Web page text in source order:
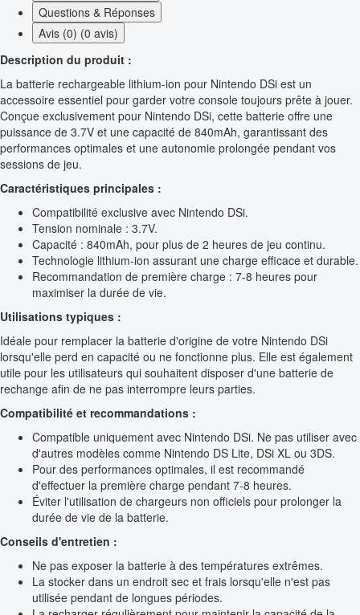
Questions & Réponses
Avis (0) (0 avis)
Description du produit :
La batterie rechargeable lithium-ion pour Nintendo DSi est un
accessoire essentiel pour garder votre console toujours prête à jouer.
Conçue exclusivement pour Nintendo DSi, cette batterie offre une
puissance de 3.7V et une capacité de 840mAh, garantissant des
performances optimales et une autonomie prolongée pendant vos
sessions de jeu.
Caractéristiques principales :
Compatibilité exclusive avec Nintendo DSi.
Tension nominale : 3.7V.
Capacité : 840mAh, pour plus de 2 heures de jeu continu.
Technologie lithium-ion assurant une charge efficace et durable.
Recommandation de première charge : 7-8 heures pour
maximiser la durée de vie.
Utilisations typiques :
Idéale pour remplacer la batterie d'origine de votre Nintendo DSi
lorsqu'elle perd en capacité ou ne fonctionne plus. Elle est également
utile pour les utilisateurs qui souhaitent disposer d'une batterie de
rechange afin de ne pas interrompre leurs parties.
Compatibilité et recommandations :
Compatible uniquement avec Nintendo DSi. Ne pas utiliser avec
d'autres modèles comme Nintendo DS Lite, DSi XL ou 3DS.
Pour des performances optimales, il est recommandé
d'effectuer la première charge pendant 7-8 heures.
Éviter l'utilisation de chargeurs non officiels pour prolonger la
durée de vie de la batterie.
Conseils d'entretien :
Ne pas exposer la batterie à des températures extrêmes.
La stocker dans un endroit sec et frais lorsqu'elle n'est pas
utilisée pendant de longues périodes.